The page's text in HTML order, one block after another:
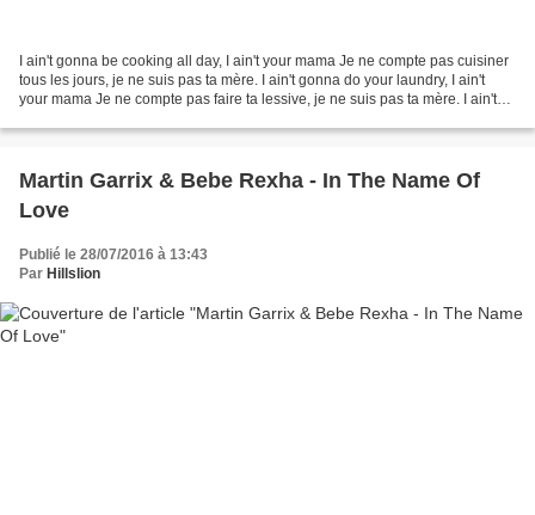
I ain't gonna be cooking all day, I ain't your mama Je ne compte pas cuisiner
tous les jours, je ne suis pas ta mère. I ain't gonna do your laundry, I ain't
your mama Je ne compte pas faire ta lessive, je ne suis pas ta mère. I ain't
Martin Garrix & Bebe Rexha - In The Name Of
Love
Publié le 28/07/2016 à 13:43
Par Hillslion